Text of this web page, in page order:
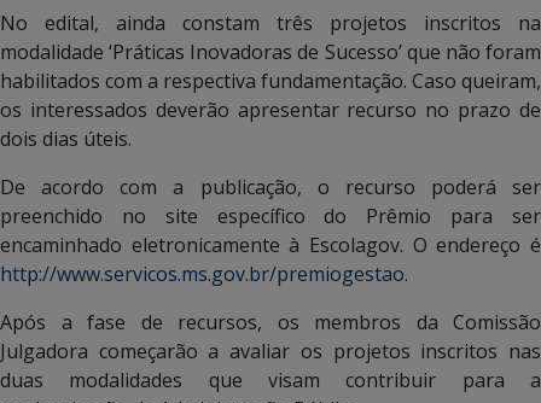
No edital, ainda constam três projetos inscritos na
modalidade ‘Práticas Inovadoras de Sucesso’ que não foram
habilitados com a respectiva fundamentação. Caso queiram,
os interessados deverão apresentar recurso no prazo de
dois dias úteis.
De acordo com a publicação, o recurso poderá ser
preenchido no site específico do Prêmio para ser
encaminhado eletronicamente à Escolagov. O endereço é
http://www.servicos.ms.gov.br/premiogestao.
Após a fase de recursos, os membros da Comissão
Julgadora começarão a avaliar os projetos inscritos nas
duas modalidades que visam contribuir para a